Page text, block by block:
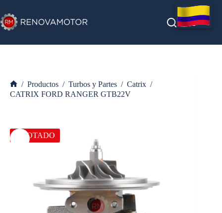
al
contenido
Inicio
/ Productos / Turbos y Partes / Catrix /
CATRIX FORD RANGER GTB22V
AGOTADO